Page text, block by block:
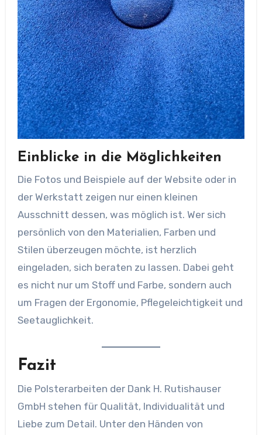
Einblicke in die Möglichkeiten
Die Fotos und Beispiele auf der Website oder in
der Werkstatt zeigen nur einen kleinen
Ausschnitt dessen, was möglich ist. Wer sich
persönlich von den Materialien, Farben und
Stilen überzeugen möchte, ist herzlich
eingeladen, sich beraten zu lassen. Dabei geht
es nicht nur um Stoff und Farbe, sondern auch
um Fragen der Ergonomie, Pflegeleichtigkeit und
Seetauglichkeit.
Fazit
Die Polsterarbeiten der Dank H. Rutishauser
GmbH stehen für Qualität, Individualität und
Liebe zum Detail. Unter den Händen von